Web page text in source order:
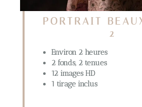
PORTRAIT
2
Environ 2 heures
2 fonds, 2 tenues
12 images HD
1 tirage inclus